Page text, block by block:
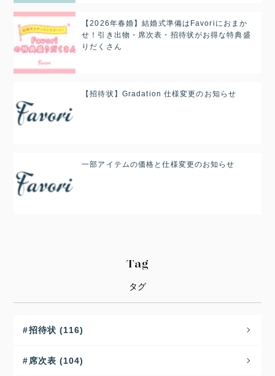
【2026年春婚】結婚式準備はFavoriにおまか
せ！引き出物・席次表・招待状がお得な特典盛
りだくさん
【招待状】Gradation 仕様変更のお知らせ
一部アイテムの価格と仕様変更のお知らせ
Tag
タグ
招待状 (116)
席次表 (104)